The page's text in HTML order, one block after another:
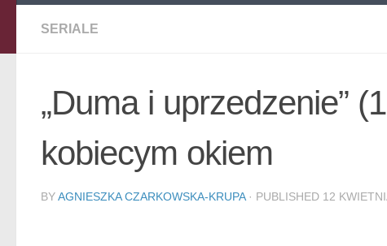
SERIALE
„Duma i uprzedzenie”
kobiecym okiem
BYAGNIESZKA CZARKOWSKA-KRUPA · PUBLISHED 12